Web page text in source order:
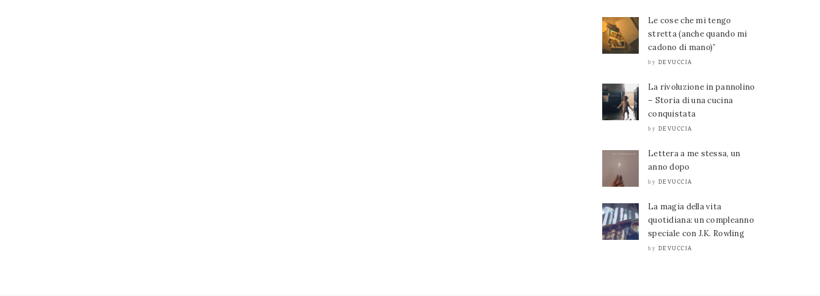
Le cose che mi tengo
stretta (anche quando mi
cadono di mano)”
by DEVUCCIA
La rivoluzione in pannolino
– Storia di una cucina
conquistata
by DEVUCCIA
Lettera a me stessa, un
anno dopo
by DEVUCCIA
La magia della vita
quotidiana: un compleanno
speciale con J.K. Rowling
by DEVUCCIA